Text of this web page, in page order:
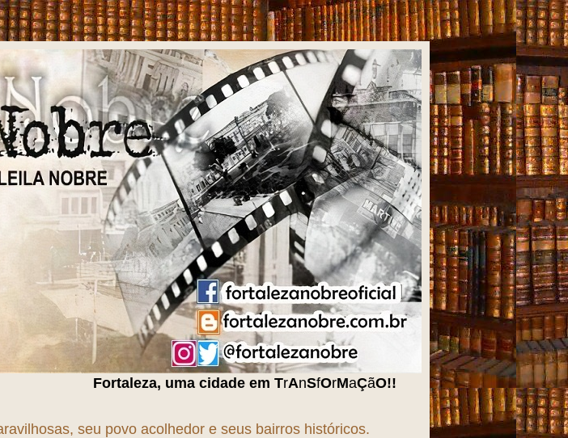
uma cidade em TrAnSfOrMaÇãO !!!
seu povo acolhedor e seus bairros históricos.